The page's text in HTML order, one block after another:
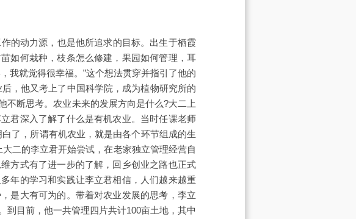
的动力源，也是他所追求的目标。出生于栖霞
如何栽种，枝条怎么修建，果园如何管理，耳
我就觉得很幸福。”这个想法贯穿并指引了他的
，他又考上了中国科学院，成为植物研究所的
不断思考。农业未来的发展方向是什么?大二上
君深入了解了什么是有机农业。当时任课老师
了，所谓有机农业，就是由各个环节组成的生
二的李立君开始尝试，在老家独立管理经营自
方式有了进一步的了解，回乡创业之路也正式
年的学习和实践让李立君相信，人们越来越重
是大有可为的。带着对农业发展的思考，李立
目前，他一共管理四片共计100亩土地，其中